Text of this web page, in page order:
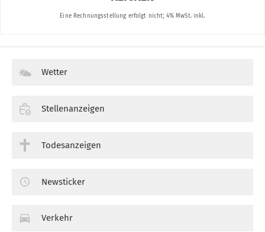
Wetter
Stellenanzeigen
Todesanzeigen
Newsticker
Verkehr